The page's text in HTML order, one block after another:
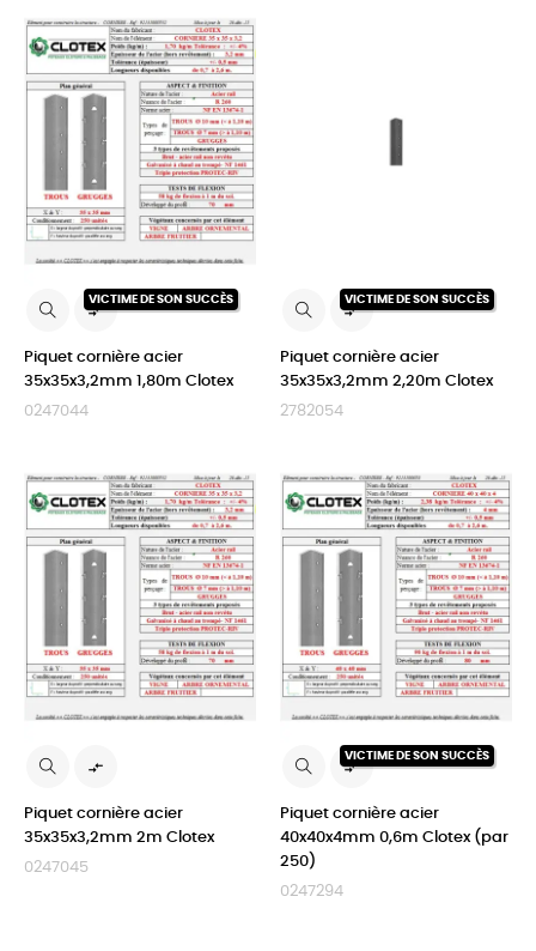
VICTIME DE SON SUCCÈS

Piquet cornière acier
35x35x3,2mm 1,80m Clotex
0247044
VICTIME DE SON SUCCÈS

Piquet cornière acier
35x35x3,2mm 2,20m Clotex
2782054

Piquet cornière acier
35x35x3,2mm 2m Clotex
0247045
VICTIME DE SON SUCCÈS

Piquet cornière acier
40x40x4mm 0,6m Clotex (par
250)
0247294